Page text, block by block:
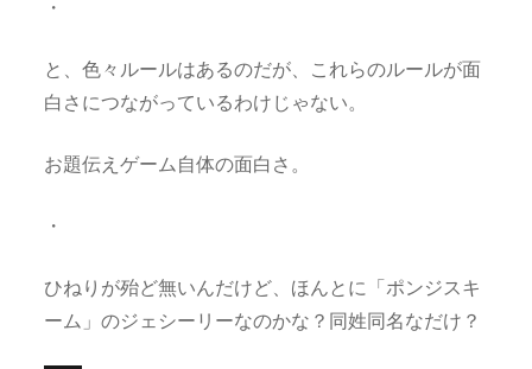
・
と、色々ルールはあるのだが、これらのルールが面
白さにつながっているわけじゃない。
お題伝えゲーム自体の面白さ。
・
ひねりが殆ど無いんだけど、ほんとに「ポンジスキ
ーム」のジェシーリーなのかな？同姓同名なだけ？